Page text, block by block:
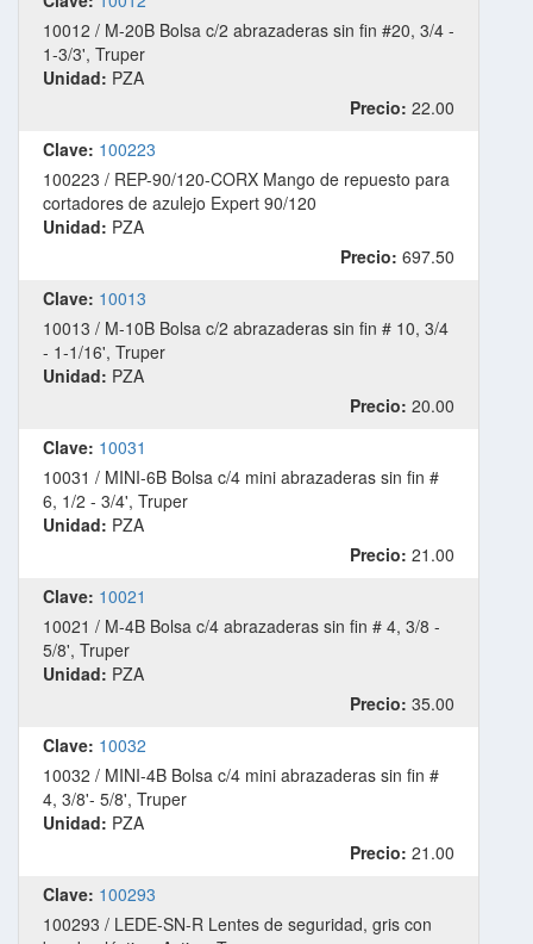
10012 / M-20B Bolsa c/2 abrazaderas sin fin #20, 3/4 -
1-3/3', Truper
Unidad: PZA
Precio: 22.00
Clave: 100223
100223 / REP-90/120-CORX Mango de repuesto para
cortadores de azulejo Expert 90/120
Unidad: PZA
Precio: 697.50
Clave: 10013
10013 / M-10B Bolsa c/2 abrazaderas sin fin # 10, 3/4
- 1-1/16', Truper
Unidad: PZA
Precio: 20.00
Clave: 10031
10031 / MINI-6B Bolsa c/4 mini abrazaderas sin fin #
6, 1/2 - 3/4', Truper
Unidad: PZA
Precio: 21.00
Clave: 10021
10021 / M-4B Bolsa c/4 abrazaderas sin fin # 4, 3/8 -
5/8', Truper
Unidad: PZA
Precio: 35.00
Clave: 10032
10032 / MINI-4B Bolsa c/4 mini abrazaderas sin fin #
4, 3/8'- 5/8', Truper
Unidad: PZA
Precio: 21.00
Clave: 100293
100293 / LEDE-SN-R Lentes de seguridad, gris con